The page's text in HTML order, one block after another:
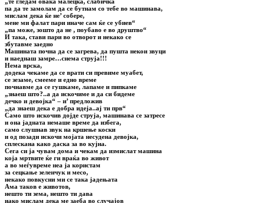
па да те замолам да се бутнам со тебе во машинава,
мислам дека ќе не’ собере,
мене ми фалат пари иначе сам ќе се убиев“
„па може, зошто да не , поубаво е во друштво“
И така, стави пари во отворот и некако се
збутавме заедно
Машината почна да се загрева, да пушта некои звуци
и наеднаш замре…снема струја!!!
Нема врска,
додека чекаме да се врати си превиме муабет,
се зезаме, смееме и едно време
почнавме да се гушкаме, лапаме и пипкаме
„знаеш што?..а да искочиме и да си бидеме
дечко и девојка“ – и’ предложив
„да знаеш дека е добра идеја..ај ти прв“
Само што искочив дојде струја, машинава се затресе
и она јадната немаше време да избега,
само слушнав звук на кршење коски
и од позади искочи мојата несудена девојка,
сплескана како даска за во кујна.
Сега си ја чувам дома и чекам да измислат машина
која мртвите ќе ги враќа во живот
а во меѓувреме неа ја користам
за сецкање зеленчук и месо,
некако повкусни ми се така јадењата
Ама таков е животов,
нешто ти зема, нешто ти дава
иако мислам дека ме заеба во случајов